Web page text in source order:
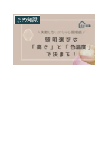
まめ知識